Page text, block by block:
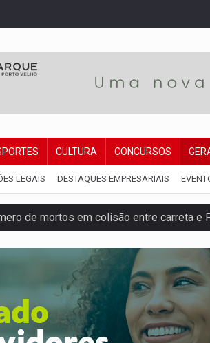
CULTURA CONCURSOS
LEGAIS DESTAQUES EMPRESARIAIS
de mortos em colisão entre carreta e
cumprimento da legislação sobre
sexual infantil na internet e via IA
energia nuclear, defesa e ciência em
carro deixa quatro mortos e um em
projeção nacional com participação de